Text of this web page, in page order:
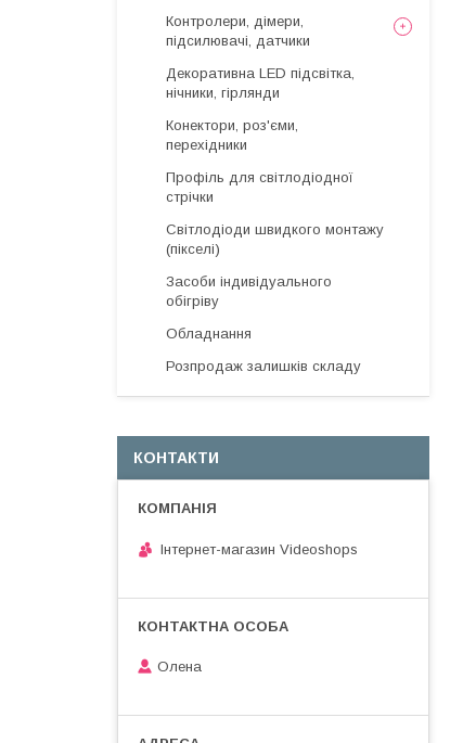
Контролери, дімери,
підсилювачі, датчики
Декоративна LED підсвітка,
нічники, гірлянди
Конектори, роз'єми,
перехідники
Профіль для світлодіодної
стрічки
Світлодіоди швидкого монтажу
(пікселі)
Засоби індивідуального
обігріву
Обладнання
Розпродаж залишків складу
КОНТАКТИ
Інтернет-магазин Videoshops
Олена